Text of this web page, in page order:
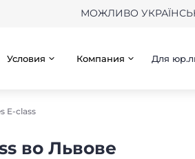
МОЖЛИВО
Условия Компания Для
E-class
во Львове